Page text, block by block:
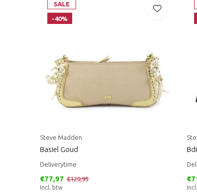
SALE
-40%
Steve Madden
Basiel Goud
Deliverytime
€77,97 €129,95
Incl. btw